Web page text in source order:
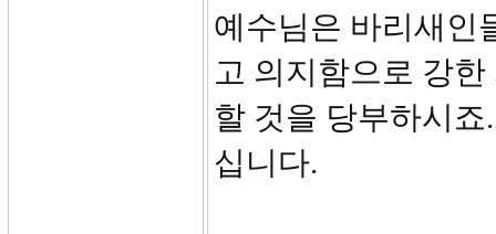
예수님은 바리새인
고 의지함으로 강
할 것을 당부하시
십니다.